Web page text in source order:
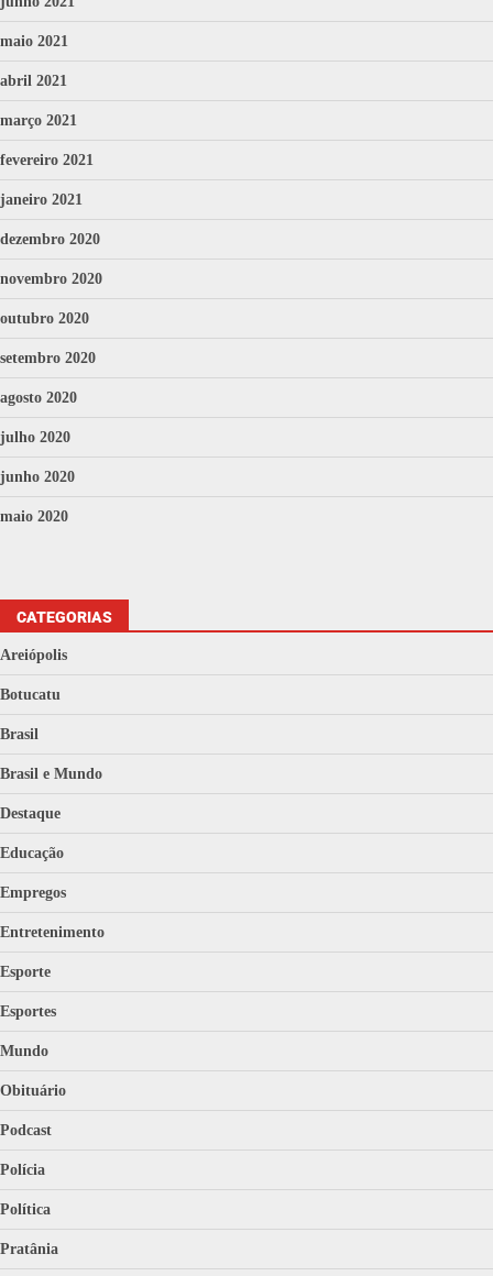
maio 2021
abril 2021
março 2021
fevereiro 2021
janeiro 2021
dezembro 2020
novembro 2020
outubro 2020
setembro 2020
agosto 2020
julho 2020
junho 2020
maio 2020
CATEGORIAS
Areiópolis
Botucatu
Brasil
Brasil e Mundo
Destaque
Educação
Empregos
Entretenimento
Esporte
Esportes
Mundo
Obituário
Podcast
Polícia
Política
Pratânia